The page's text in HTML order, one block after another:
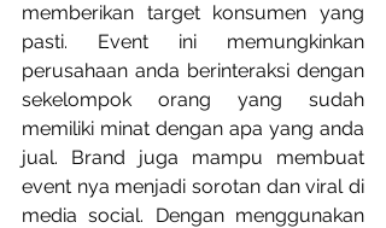
memberikan target konsumen yang
pasti. Event ini memungkinkan
perusahaan anda berinteraksi dengan
sekelompok orang yang sudah
memiliki minat dengan apa yang anda
jual. Brand juga mampu membuat
event nya menjadi sorotan dan viral di
media social. Dengan menggunakan